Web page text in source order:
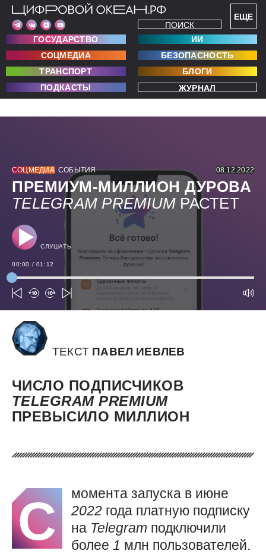
ЕЩЕ
ПОИСК
ГОСУДАРСТВО
ИИ
СОЦМЕДИА
БЕЗОПАСНОСТЬ
ТРАНСПОРТ
БЛОГИ
ПОДКАСТЫ
ЖУРНАЛ
СОЦМЕДИА СОБЫТИЯ 08.12.2022
ПРЕМИУМ-МИЛЛИОН ДУРОВА
TELEGRAM PREMIUM РАСТЕТ
СЛУШАТЬ
00:00 / 01:12
ТЕКСТ ПАВЕЛ ИЕВЛЕВ
ЧИСЛО ПОДПИСЧИКОВ
TELEGRAMPREMIUM
ПРЕВЫСИЛО МИЛЛИОН
С
момента запуска в июне
2022 года платную подписку
на Telegram подключили
более 1 млн пользователей.